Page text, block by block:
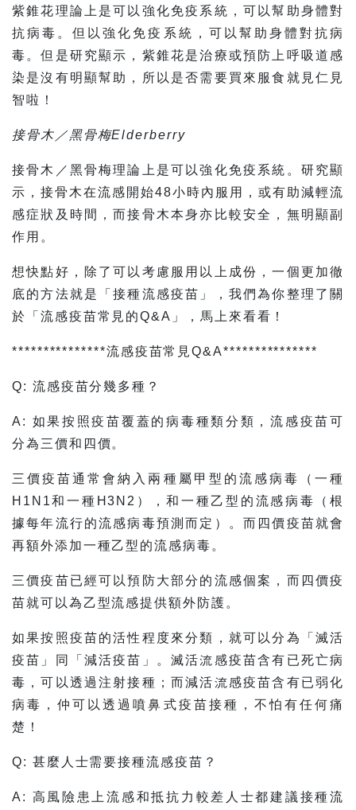
紫錐花理論上是可以強化免疫系統，可以幫助身體對
抗病毒。但以強化免疫系統，可以幫助身體對抗病
毒。但是研究顯示，紫錐花是治療或預防上呼吸道感
染是沒有明顯幫助，所以是否需要買來服食就見仁見
智啦！
接骨木／黑骨梅Elderberry
接骨木／黑骨梅理論上是可以強化免疫系統。研究顯
示，接骨木在流感開始48小時內服用，或有助減輕流
感症狀及時間，而接骨木本身亦比較安全，無明顯副
作用。
想快點好，除了可以考慮服用以上成份，一個更加徹
底的方法就是「接種流感疫苗」，我們為你整理了關
於「流感疫苗常見的Q&A」，馬上來看看！
***************流感疫苗常見Q&A***************
Q: 流感疫苗分幾多種？
A: 如果按照疫苗覆蓋的病毒種類分類，流感疫苗可
分為三價和四價。
三價疫苗通常會納入兩種屬甲型的流感病毒（一種
H1N1和一種H3N2），和一種乙型的流感病毒（根
據每年流行的流感病毒預測而定）。而四價疫苗就會
再額外添加一種乙型的流感病毒。
三價疫苗已經可以預防大部分的流感個案，而四價疫
苗就可以為乙型流感提供額外防護。
如果按照疫苗的活性程度來分類，就可以分為「滅活
疫苗」同「減活疫苗」。滅活流感疫苗含有已死亡病
毒，可以透過注射接種；而減活流感疫苗含有已弱化
病毒，仲可以透過噴鼻式疫苗接種，不怕有任何痛
楚！
Q: 甚麼人士需要接種流感疫苗？
A: 高風險患上流感和抵抗力較差人士都建議接種流